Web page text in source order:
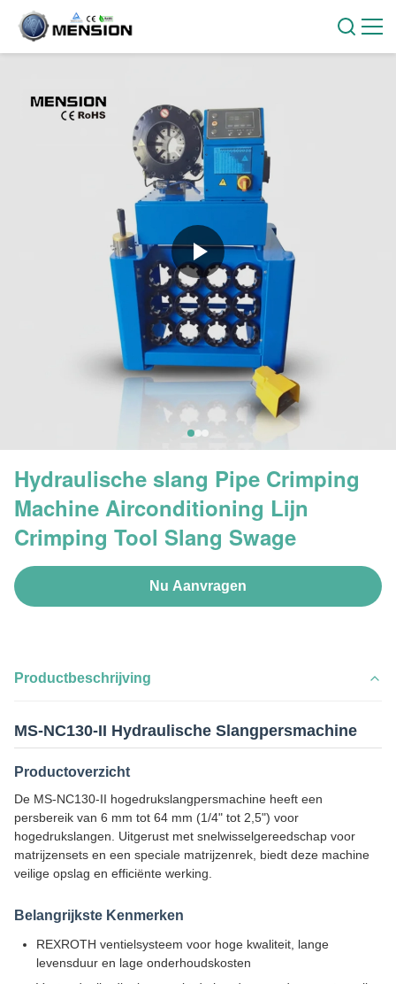
Hydraulische slang Pipe Crimping
Machine Airconditioning Lijn
Crimping Tool Slang Swage
Nu Aanvragen
Productbeschrijving
MS-NC130-II Hydraulische Slangpersmachine
Productoverzicht
De MS-NC130-II hogedrukslangpersmachine heeft een
persbereik van 6 mm tot 64 mm (1/4" tot 2,5") voor
hogedrukslangen. Uitgerust met snelwisselgereedschap voor
matrijzensets en een speciale matrijzenrek, biedt deze machine
veilige opslag en efficiënte werking.
Belangrijkste Kenmerken
REXROTH ventielsysteem voor hoge kwaliteit, lange
levensduur en lage onderhoudskosten